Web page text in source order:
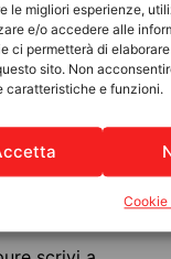
le migliori esperienze,
e/o accedere alle
ci permetterà di
sito. Non
caratteristiche e funzioni.
Cookie
LIBRI